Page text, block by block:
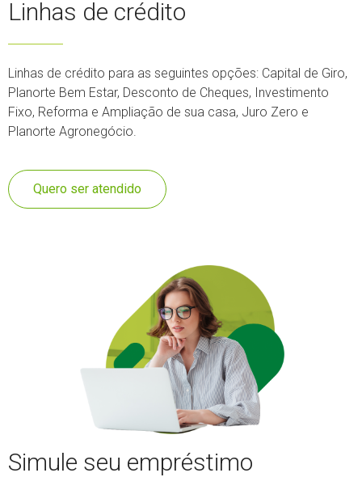
Linhas de crédito
Linhas de crédito para as seguintes opções: Capital de Giro,
Planorte Bem Estar, Desconto de Cheques, Investimento
Fixo, Reforma e Ampliação de sua casa, Juro Zero e
Planorte Agronegócio.
Quero ser atendido
Simule seu empréstimo